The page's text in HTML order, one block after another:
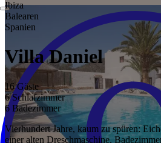
Ibiza
Balearen
Spanien
Villa Daniel
16 Gäste
6 Schlafzimmer
6 Badezimmer
Vierhundert Jahre, kaum zu spüren:
einer alten Dreschmaschine,